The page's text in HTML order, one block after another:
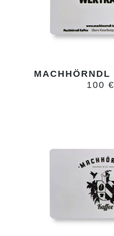
MACHHÖRNDL
100 €